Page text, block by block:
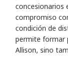
concesionarios
compromiso
condición de
permite formar
Allison, sino